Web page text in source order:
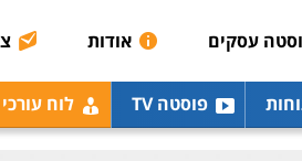
עסקים אודות
פוסטה TV לוח עורכי
מחיקת כתבות מגוגל
ודחיקת אזכורים
דין
0522508109